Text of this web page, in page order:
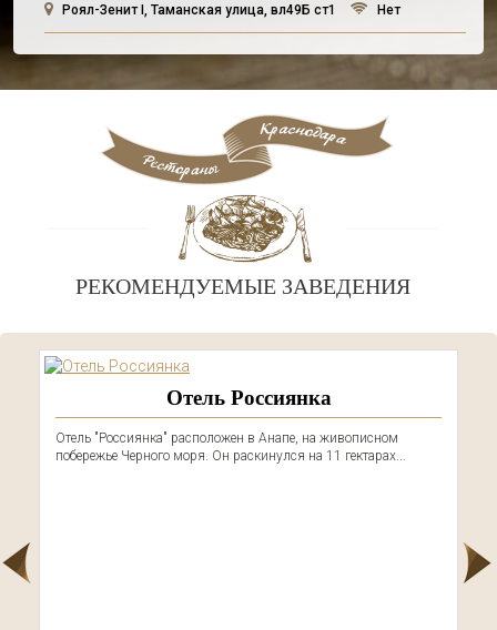
Роял-Зенит I, Таманская улица, вл49Б ст1 Нет
РЕКОМЕНДУЕМЫЕ ЗАВЕДЕНИЯ
Отель Россиянка
Отель "Россиянка" расположен в Анапе, на живописном
побережье Черного моря. Он раскинулся на 11 гектарах...